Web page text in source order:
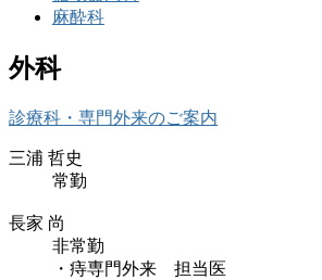
麻酔科
外科
診療科・専門外来のご案内
三浦 哲史
常勤
長家 尚
非常勤
・痔専門外来 担当医